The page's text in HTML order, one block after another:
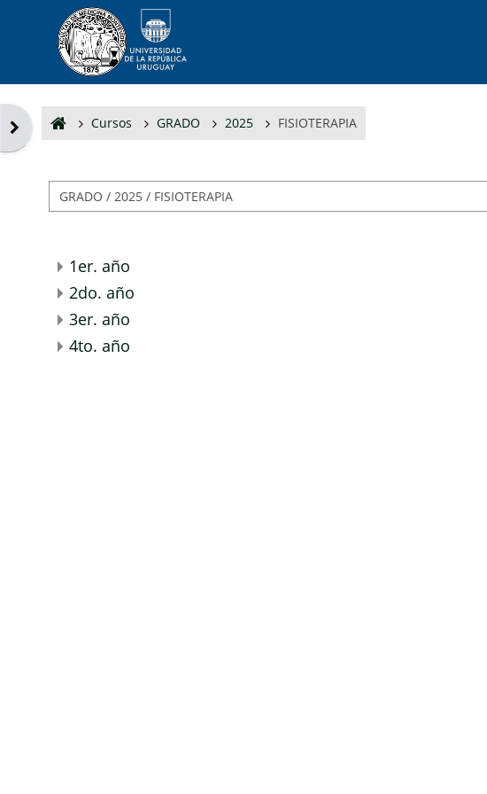
Salta al contenido principal
Abrir cajón de bloques
Cursos GRADO 2025 FISIOTERAPIA
Categorías
1er. año
2do. año
3er. año
4to. año